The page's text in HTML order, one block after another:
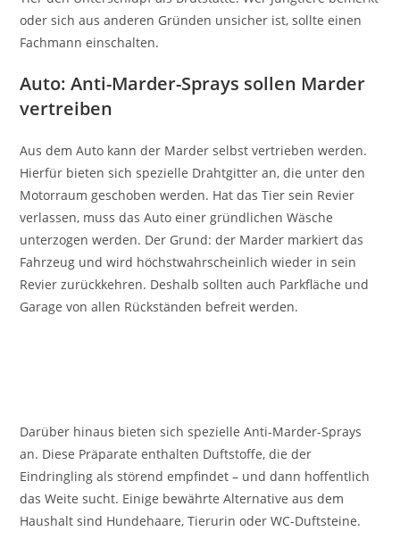
oder sich aus anderen Gründen unsicher ist, sollte einen
Fachmann einschalten.
Auto: Anti-Marder-Sprays sollen Marder
vertreiben
Aus dem Auto kann der Marder selbst vertrieben werden.
Hierfür bieten sich spezielle Drahtgitter an, die unter den
Motorraum geschoben werden. Hat das Tier sein Revier
verlassen, muss das Auto einer gründlichen Wäsche
unterzogen werden. Der Grund: der Marder markiert das
Fahrzeug und wird höchstwahrscheinlich wieder in sein
Revier zurückkehren. Deshalb sollten auch Parkfläche und
Garage von allen Rückständen befreit werden.
Darüber hinaus bieten sich spezielle Anti-Marder-Sprays
an. Diese Präparate enthalten Duftstoffe, die der
Eindringling als störend empfindet – und dann hoffentlich
das Weite sucht. Einige bewährte Alternative aus dem
Haushalt sind Hundehaare, Tierurin oder WC-Duftsteine.